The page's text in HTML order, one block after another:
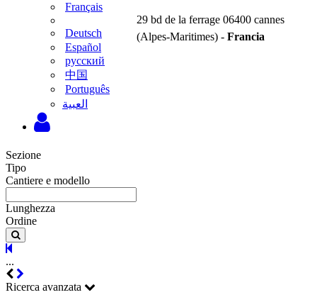
Français
Deutsch
Español
русский
中国
Português
‫العبية
29 bd de la ferrage 06400 cannes
(Alpes-Maritimes) - Francia
Sezione
Tipo
Cantiere e modello
Lunghezza
Ordine
...
Ricerca avanzata